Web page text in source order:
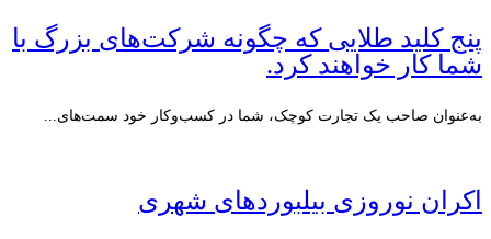
پنج کلید طلایی که چگونه شرکت‌های بزرگ با
شما کار خواهند کرد.
به‌عنوان صاحب یک تجارت کوچک، شما در کسب‌وکار خود سمت‌های...
اکران نوروزی بیلبوردهای شهری